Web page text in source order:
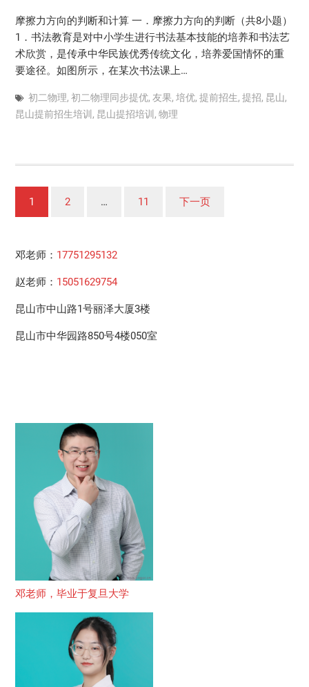
摩擦力方向的判断和计算 一．摩擦力方向的判断（共8小题）
1．书法教育是对中小学生进行书法基本技能的培养和书法艺
术欣赏，是传承中华民族优秀传统文化，培养爱国情怀的重
要途径。如图所示，在某次书法课上…
初二物理, 初二物理同步提优, 友果, 培优, 提前招生, 提招, 昆山,
昆山提前招生培训 , 昆山提招培训 , 物理
章
页
1 2 … 11 下一页
邓老师： 17751295132
赵老师： 15051629754
昆山市中山路1号丽泽大厦3楼
昆山市中华园路850号4楼050室
邓老师，毕业于复旦大学